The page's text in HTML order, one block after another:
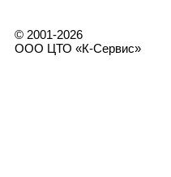
© 2001-2026
ООО ЦТО «К-Сервис»